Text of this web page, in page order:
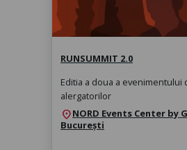
RUNSUMMIT 2.0
Editia a doua a
alergatorilor
location_onNORD Events Center by
București